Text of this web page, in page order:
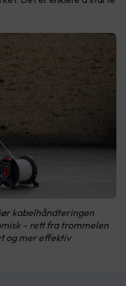
kabelhåndteringen
– rett fra trommelen
og mer effektiv